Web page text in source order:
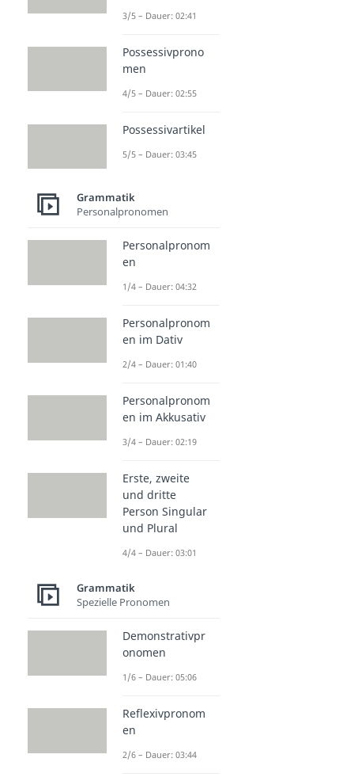
3/5 – Dauer: 02:41
Possessivprono
men
4/5 – Dauer: 02:55
Possessivartikel
5/5 – Dauer: 03:45
Grammatik
Personalpronomen
Personalpronom
en
1/4 – Dauer: 04:32
Personalpronom
en im Dativ
2/4 – Dauer: 01:40
Personalpronom
en im Akkusativ
3/4 – Dauer: 02:19
Erste, zweite
und dritte
Person Singular
und Plural
4/4 – Dauer: 03:01
Grammatik
Spezielle Pronomen
Demonstrativpr
onomen
1/6 – Dauer: 05:06
Reflexivpronom
en
2/6 – Dauer: 03:44